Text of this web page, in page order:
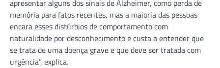
apresentar alguns dos sinais de Alzheimer, como perda de
memória para fatos recentes, mas a maioria das pessoas
encara esses distúrbios de comportamento com
naturalidade por desconhecimento e custa a entender que
se trata de uma doença grave e que deve ser tratada com
urgência”, explica.